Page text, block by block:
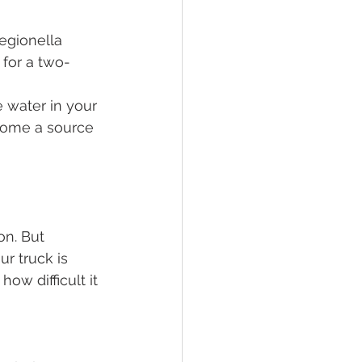
for a two-
water in your
a source
But
truck is
difficult it